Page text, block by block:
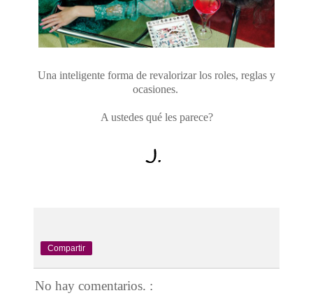
Una inteligente forma de revalorizar los roles, reglas y
ocasiones.
A ustedes qué les parece?
Compartir
No hay comentarios. :